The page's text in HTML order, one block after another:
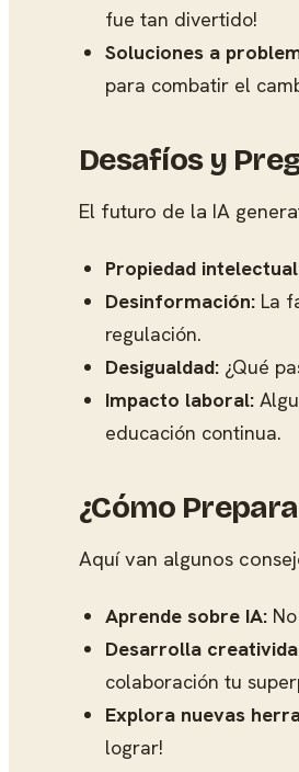
fue tan divertido!
Soluciones a
para combatir el
Desafíos y
El futuro de la IA
Propiedad
Desinformación: La
regulación.
Desigualdad: ¿Qué
Impacto laboral:
educación continua.
¿Cómo
Aquí van algunos
Aprende sobre IA:
Desarrolla
colaboración tu
Explora nuevas
lograr!